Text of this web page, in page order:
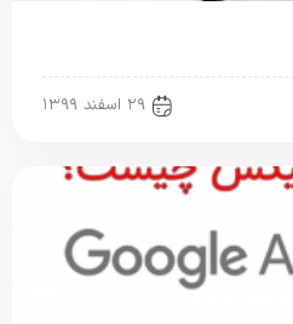
۲۹ اسفند ۱۳۹۹